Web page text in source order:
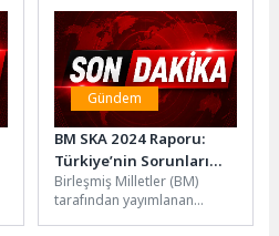
Büyükşehir Belediyesi...
Gündem
BM SKA 2024 Raporu:
Türkiye’nin Sorunları
Kronik!
Birleşmiş Milletler (BM)
tarafından yayımlanan